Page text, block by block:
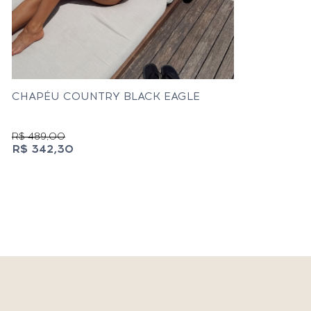
CHAPÉU COUNTRY BLACK EAGLE
R$ 489,00
R$ 342,30